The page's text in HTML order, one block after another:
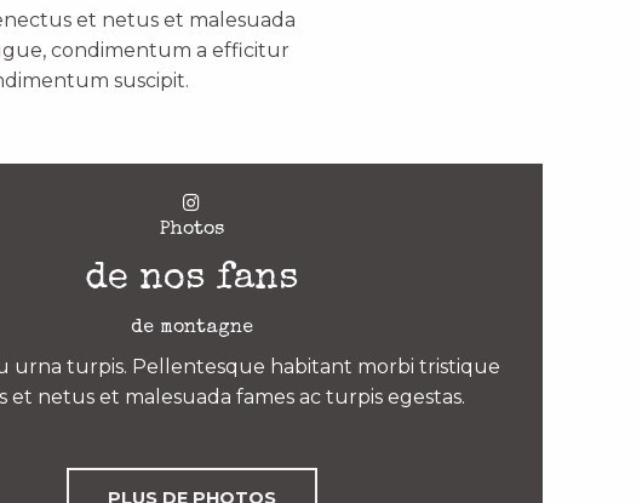
et netus et malesuada
condimentum a efficitur
suscipit.
Photos
de nos fans
de montagne
urna turpis. Pellentesque habitant morbi tristique
et netus et malesuada fames ac turpis egestas.
PLUS DE PHOTOS